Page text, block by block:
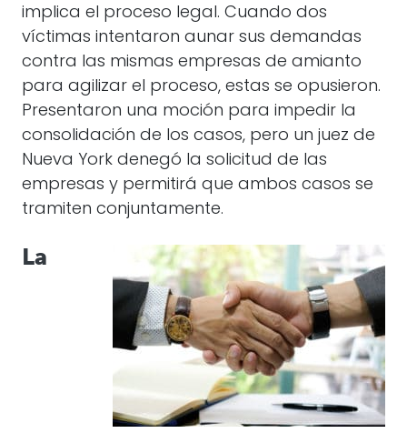
implica el proceso legal. Cuando dos
víctimas intentaron aunar sus demandas
contra las mismas empresas de amianto
para agilizar el proceso, estas se opusieron.
Presentaron una moción para impedir la
consolidación de los casos, pero un juez de
Nueva York denegó la solicitud de las
empresas y permitirá que ambos casos se
tramiten conjuntamente.
La